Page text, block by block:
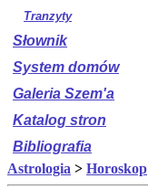
Tranzyty
Słownik
System domów
Galeria Szem'a
Katalog stron
Bibliografia
Astrologia > Horoskop